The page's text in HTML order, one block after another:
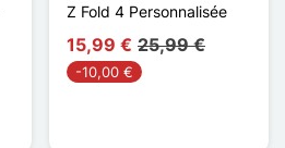
Z Fold 4 Personnalisée
15,99 € 25,99 €
-10,00 €